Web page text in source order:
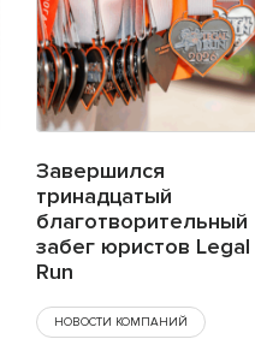
Завершился
тринадцатый
благотворительный
забег юристов Legal
Run
НОВОСТИ КОМПАНИЙ